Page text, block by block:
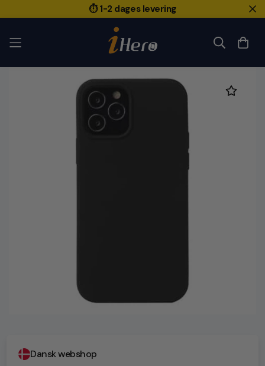
⏱️ 1-2 dages levering
Dansk webshop